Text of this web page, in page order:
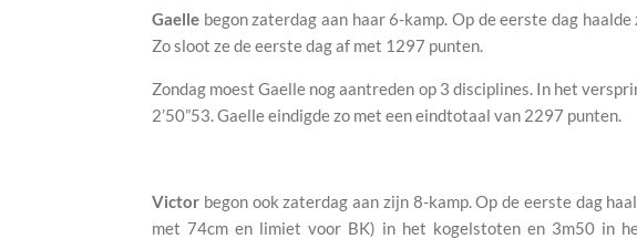
Gaelle begon zaterdag aan haar 6-kamp. Op de eerste dag
Zo sloot ze de eerste dag af met 1297 punten.
Zondag moest Gaelle nog aantreden op 3 disciplines. In het
2’50”53. Gaelle eindigde zo met een eindtotaal van 2297 punten.
Victor begon ook zaterdag aan zijn 8-kamp. Op de eerste dag
met 74cm en limiet voor BK) in het kogelstoten en 3m50 in